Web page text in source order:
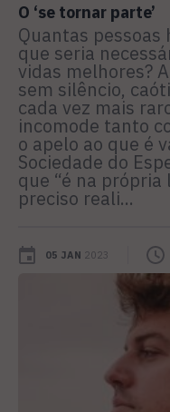
O ‘se tornar parte’
Quantas pessoas
que seria
vidas melhores?
sem silêncio,
cada vez mais
incomode tanto
o apelo ao que é
Sociedade do
que “é na
preciso reali...
05 JAN 2023